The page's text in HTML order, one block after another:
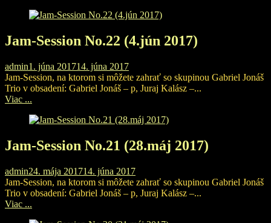
Jam-Session No.22 (4.jún 2017)
admin1. júna 201714. júna 2017
Jam-Session, na ktorom si môžete zahrať so skupinou Gabriel Jonáš
Trio v obsadení: Gabriel Jonáš – p, Juraj Kalász –...
Viac ...
Jam-Session No.21 (28.máj 2017)
admin24. mája 201714. júna 2017
Jam-Session, na ktorom si môžete zahrať so skupinou Gabriel Jonáš
Trio v obsadení: Gabriel Jonáš – p, Juraj Kalász –...
Viac ...